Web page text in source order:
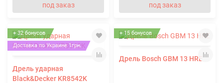
под заказ под заказ
+ 32 бонусов
Доставка по Украине 1грн.
Дрель ударная
Black&Decker KR8542K
+ 15 бонусов
Дрель Bosch GBM 13 HRE